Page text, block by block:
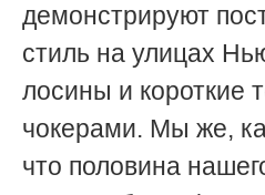
демонстрируют
стиль на улицах
лосины и короткие
чокерами. Мы же,
что половина